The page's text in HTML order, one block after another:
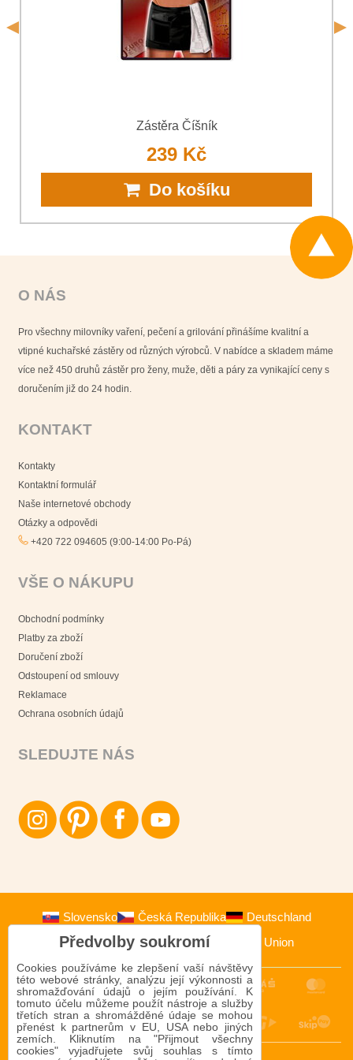
Zástěra Číšník
239 Kč
Do košíku
O NÁS
Pro všechny milovníky vaření, pečení a grilování přinášíme kvalitní a
vtipné kuchařské zástěry od různých výrobců. V nabídce a skladem máme
více než 450 druhů zástěr pro ženy, muže, děti a páry za vynikající ceny s
doručením již do 24 hodin.
KONTAKT
Kontakty
Kontaktní formulář
Naše internetové obchody
Otázky a odpovědi
+420 722 094605 (9:00-14:00 Po-Pá)
VŠE O NÁKUPU
Obchodní podmínky
Platby za zboží
Doručení zboží
Odstoupení od smlouvy
Reklamace
Ochrana osobních údajů
SLEDUJTE NÁS
Slovensko Česká Republika
Deutschland
Österreich
Polska European Union
Předvolby soukromí
Cookies používáme ke zlepšení vaší návštěvy
této webové stránky, analýzu její výkonnosti a
shromažďování údajů o jejím používání. K
tomuto účelu můžeme použít nástroje a služby
třetích stran a shromážděné údaje se mohou
přenést k partnerům v EU, USA nebo jiných
zemích. Kliknutím na "Přijmout všechny
cookies" vyjadřujete svůj souhlas s tímto